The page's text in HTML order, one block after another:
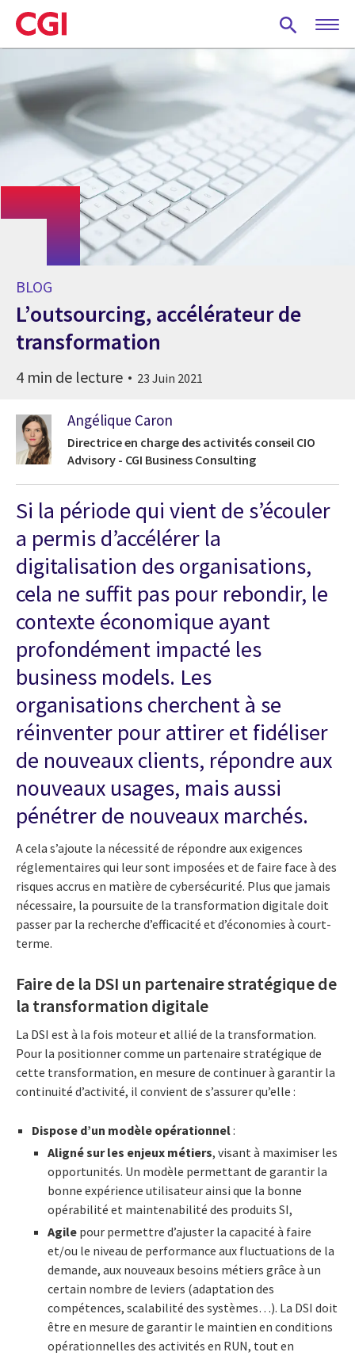
Skip
to
main
BLOG
L’outsourcing, accélérateur de
transformation
4 min de lecture 23 Juin 2021
Angélique Caron
Directrice en charge des activités conseil CIO
Advisory - CGI Business Consulting
Si la période qui vient de s’écouler
a permis d’accélérer la
digitalisation des organisations,
cela ne suffit pas pour rebondir, le
contexte économique ayant
profondément impacté les
business models. Les
organisations cherchent à se
réinventer pour attirer et fidéliser
de nouveaux clients, répondre aux
nouveaux usages, mais aussi
pénétrer de nouveaux marchés.
A cela s’ajoute la nécessité de répondre aux exigences
réglementaires qui leur sont imposées et de faire face à des
risques accrus en matière de cybersécurité. Plus que jamais
nécessaire, la poursuite de la transformation digitale doit
passer par la recherche d’efficacité et d’économies à court-
terme.
Faire de la DSI un partenaire stratégique de
la transformation digitale
La DSI est à la fois moteur et allié de la transformation.
Pour la positionner comme un partenaire stratégique de
cette transformation, en mesure de continuer à garantir la
continuité d’activité, il convient de s’assurer qu’elle :
Dispose d’un modèle opérationnel:
Aligné sur les enjeux métiers, visant à maximiser les
opportunités. Un modèle permettant de garantir la
bonne expérience utilisateur ainsi que la bonne
opérabilité et maintenabilité des produits SI,
Agile pour permettre d’ajuster la capacité à faire
et/ou le niveau de performance aux fluctuations de la
demande, aux nouveaux besoins métiers grâce à un
certain nombre de leviers (adaptation des
compétences, scalabilité des systèmes…). La DSI doit
être en mesure de garantir le maintien en conditions
opérationnelles des activités en RUN, tout en